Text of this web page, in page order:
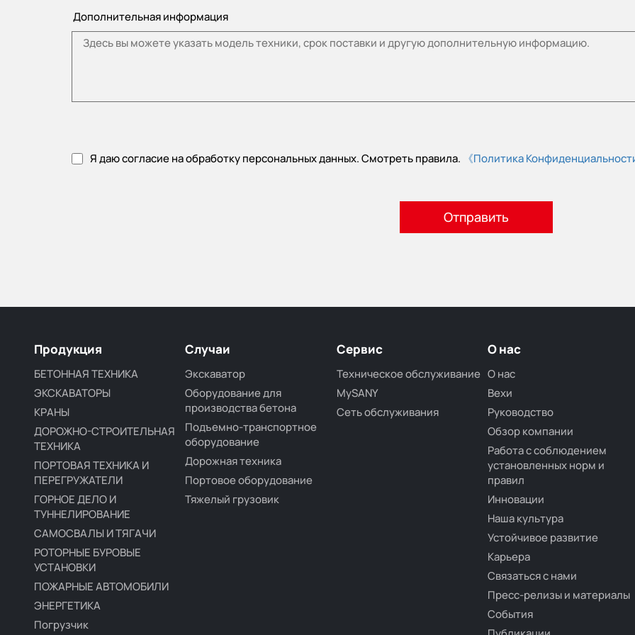
Дополнительная информация
Я даю согласие на обработку персональных данных. Смотреть правила. 《Политика
Продукция
БЕТОННАЯ ТЕХНИКА
ЭКСКАВАТОРЫ
КРАНЫ
ДОРОЖНО-СТРОИТЕЛЬНАЯ
ТЕХНИКА
ПОРТОВАЯ ТЕХНИКА И
ПЕРЕГРУЖАТЕЛИ
ГОРНОЕ ДЕЛО И
ТУННЕЛИРОВАНИЕ
САМОСВАЛЫ И ТЯГАЧИ
РОТОРНЫЕ БУРОВЫЕ
УСТАНОВКИ
ПОЖАРНЫЕ АВТОМОБИЛИ
ЭНЕРГЕТИКА
Погрузчик
Случаи
Экскаватор
Оборудование для
производства бетона
Подъемно-транспортное
оборудование
Дорожная техника
Портовое оборудование
Тяжелый грузовик
Сервис
Техническое обслуживание
MySANY
Сеть обслуживания
О нас
О нас
Вехи
Руководство
Обзор компании
Работа с соблюдением
установленных норм и
правил
Инновации
Наша культура
Устойчивое развитие
Карьера
Связаться с нами
Пресс-релизы и материалы
События